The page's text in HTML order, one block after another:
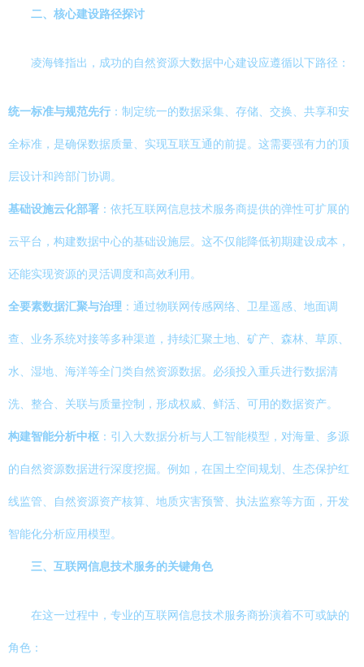
二、核心建设路径探讨
凌海锋指出，成功的自然资源大数据中心建设应遵循以下路径：
统一标准与规范先行 ：制定统一的数据采集、存储、交换、共享和安
全标准，是确保数据质量、实现互联互通的前提。这需要强有力的顶
层设计和跨部门协调。
基础设施云化部署 ：依托互联网信息技术服务商提供的弹性可扩展的
云平台，构建数据中心的基础设施层。这不仅能降低初期建设成本，
还能实现资源的灵活调度和高效利用。
全要素数据汇聚与治理 ：通过物联网传感网络、卫星遥感、地面调
查、业务系统对接等多种渠道，持续汇聚土地、矿产、森林、草原、
水、湿地、海洋等全门类自然资源数据。必须投入重兵进行数据清
洗、整合、关联与质量控制，形成权威、鲜活、可用的数据资产。
构建智能分析中枢 ：引入大数据分析与人工智能模型，对海量、多源
的自然资源数据进行深度挖掘。例如，在国土空间规划、生态保护红
线监管、自然资源资产核算、地质灾害预警、执法监察等方面，开发
智能化分析应用模型。
三、互联网信息技术服务的关键角色
在这一过程中，专业的互联网信息技术服务商扮演着不可或缺的
角色：